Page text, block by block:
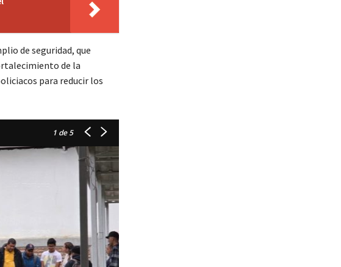
de seguridad, que
de la
para reducir los
1de 5